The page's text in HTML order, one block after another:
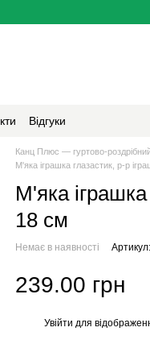
Відгуки
Канц Плюс — гуртово-
М'яка іграшка глазастик, р-р
М'яка
18 см
Немає в наявності
239.00 грн
Увійти для